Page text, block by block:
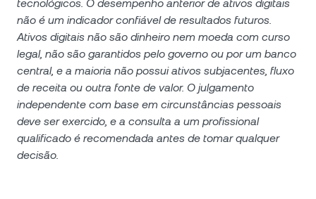
tecnológicos. O desempenho anterior de ativos digitais
não é um indicador confiável de resultados futuros.
Ativos digitais não são dinheiro nem moeda com curso
legal, não são garantidos pelo governo ou por um banco
central, e a maioria não possui ativos subjacentes, fluxo
de receita ou outra fonte de valor. O julgamento
independente com base em circunstâncias pessoais
deve ser exercido, e a consulta a um profissional
qualificado é recomendada antes de tomar qualquer
decisão.